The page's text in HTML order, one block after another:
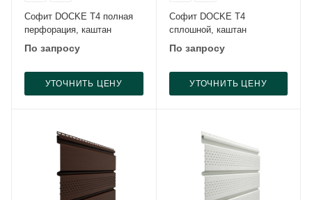
Софит DOCKE Т4 полная
перфорация, каштан
По запросу
УТОЧНИТЬ ЦЕНУ
Софит DOCKE Т4
сплошной, каштан
По запросу
УТОЧНИТЬ ЦЕНУ